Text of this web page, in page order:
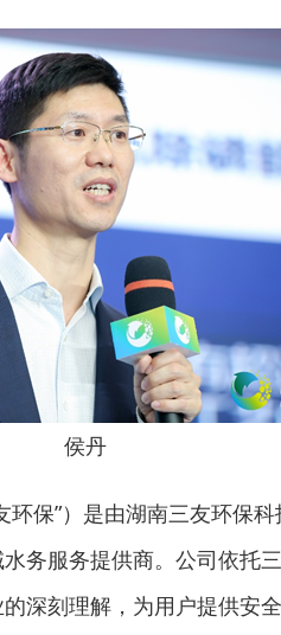
侯丹
”）是由湖南三友环保科
务服务提供商。公司依托
深刻理解，为用户提供安